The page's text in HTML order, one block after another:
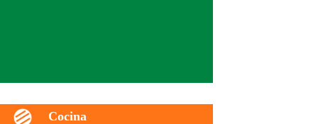
Cocina